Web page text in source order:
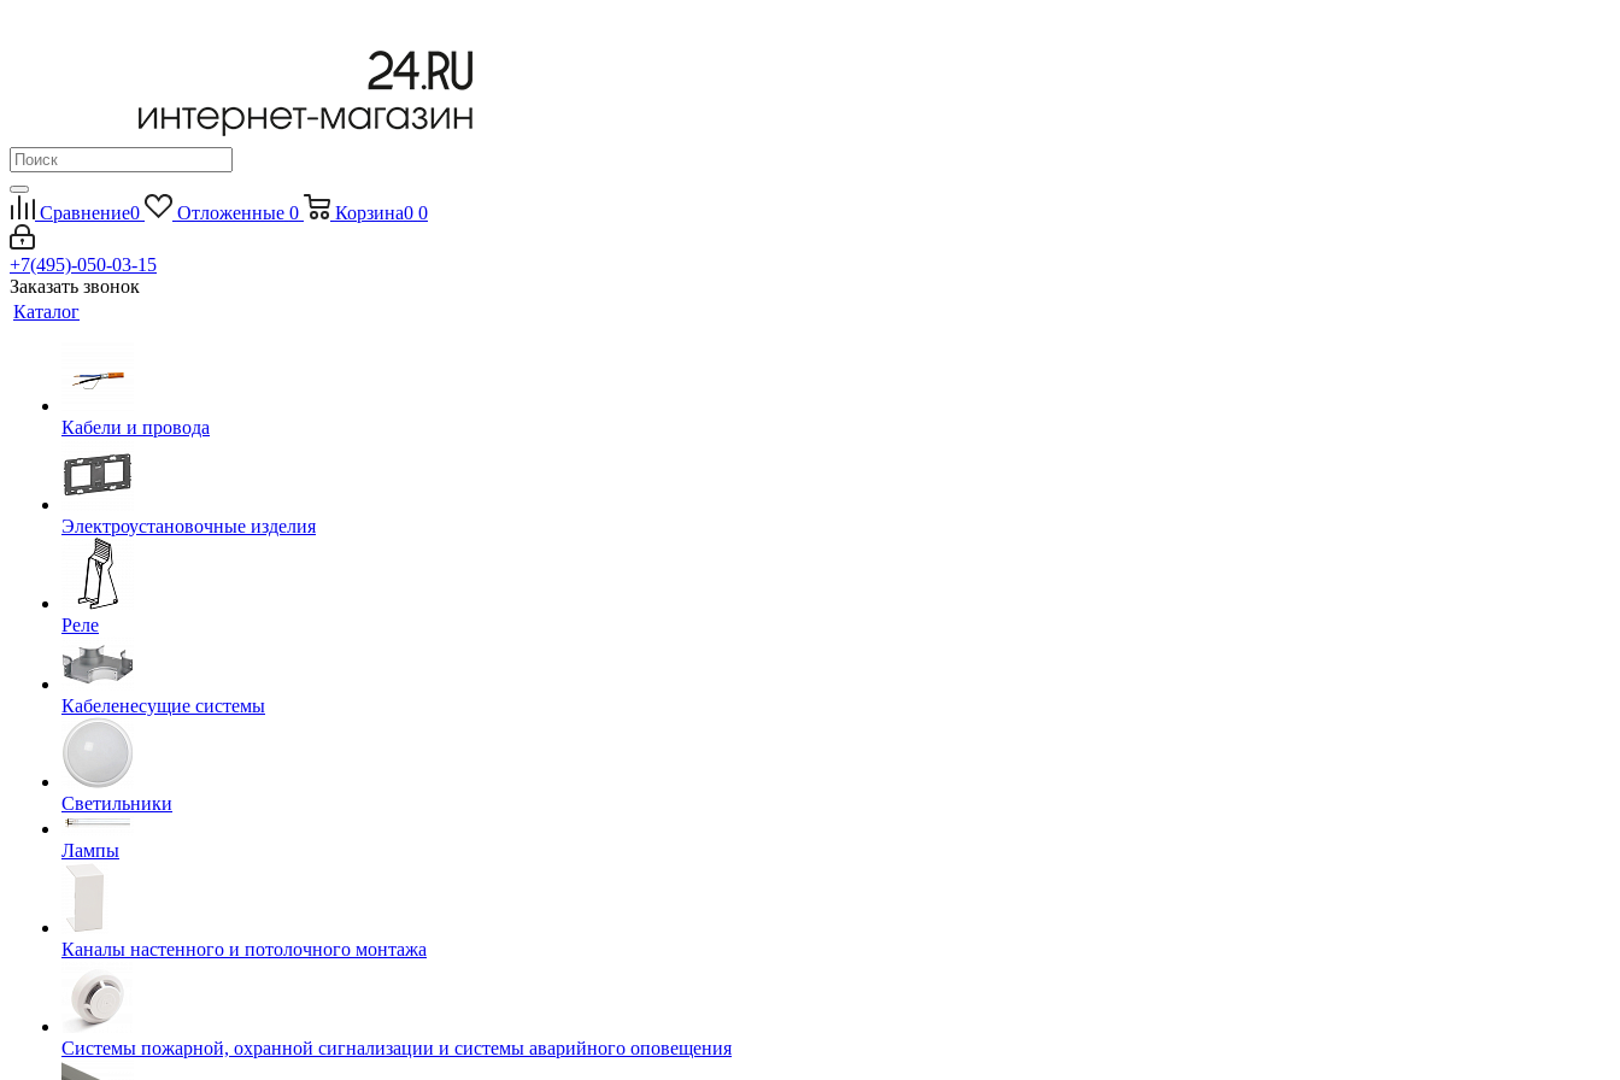
Сравнение0 Отложенные 0 Корзина0 0
+7(495)-050-03-15
Заказать звонок
Каталог
Кабели и провода
Электроустановочные изделия
Реле
Кабеленесущие системы
Светильники
Лампы
Каналы настенного и потолочного монтажа
Системы пожарной, охранной сигнализации и системы аварийного оповещения